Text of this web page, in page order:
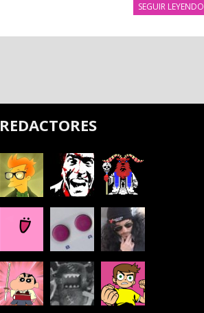
SEGUIR LEYENDO
REDACTORES